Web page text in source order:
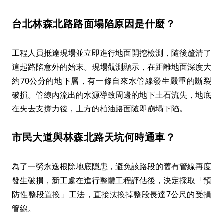
台北林森北路路面塌陷原因是什麼？
工程人員抵達現場並立即進行地面開挖檢測，隨後釐清了
這起路陷意外的始末。現場觀測顯示，在距離地面深度大
約70公分的地下層，有一條自來水管線發生嚴重的斷裂
破損。管線內流出的水源導致周邊的地下土石流失，地底
在失去支撐力後，上方的柏油路面隨即崩塌下陷。
市民大道與林森北路天坑何時通車？
為了一勞永逸根除地底隱患，避免該路段的舊有管線再度
發生破損，新工處在進行整體工程評估後，決定採取「預
防性整段置換」工法，直接汰換掉整段長達7公尺的受損
管線。